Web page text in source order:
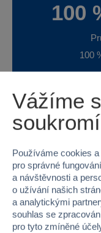
100
100
Máte
Napište
Hru doporučuji, je
Hra, která
i velké hráče.
Vážíme
soukromí
Používáme cookies
pro správné
a návštěvnosti a
o užívání našich
a analytickými
souhlas se
pro tyto zmíněné